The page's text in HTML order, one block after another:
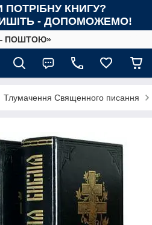
КНИГУ?
- ДОПОМОЖЕМО!
ПОШТОЮ»
Тлумачення Священного писання